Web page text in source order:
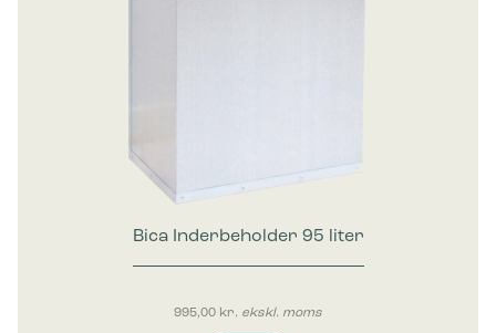
Bica Inderbeholder 95 liter
995,00 kr. ekskl. moms